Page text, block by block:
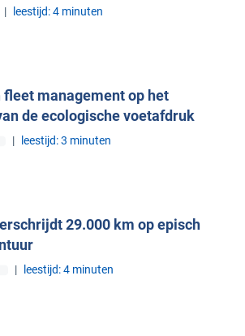
| leestijd: 4 minuten
fleet management op het
de ecologische voetafdruk
| leestijd: 3 minuten
29.000 km op episch
| leestijd: 4 minuten